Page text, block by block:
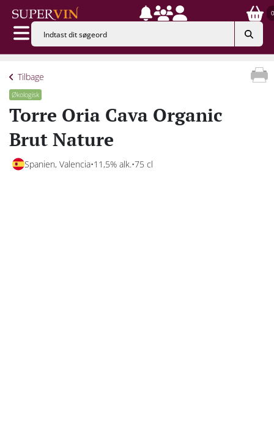
0
Tilbage
Økologisk
Torre Oria Cava Organic
Brut Nature
Spanien, Valencia 11,5% alk. 75 cl